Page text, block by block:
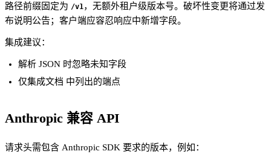
路径前缀固定为 /v1 ，无额外租户级版本号。破坏性变更将通过发
布说明公告；客户端应容忍响应中新增字段。
集成建议：
解析 JSON 时忽略未知字段
仅集成文档 中列出的端点
Anthropic 兼容 API
请求头需包含 Anthropic SDK 要求的版本，例如：